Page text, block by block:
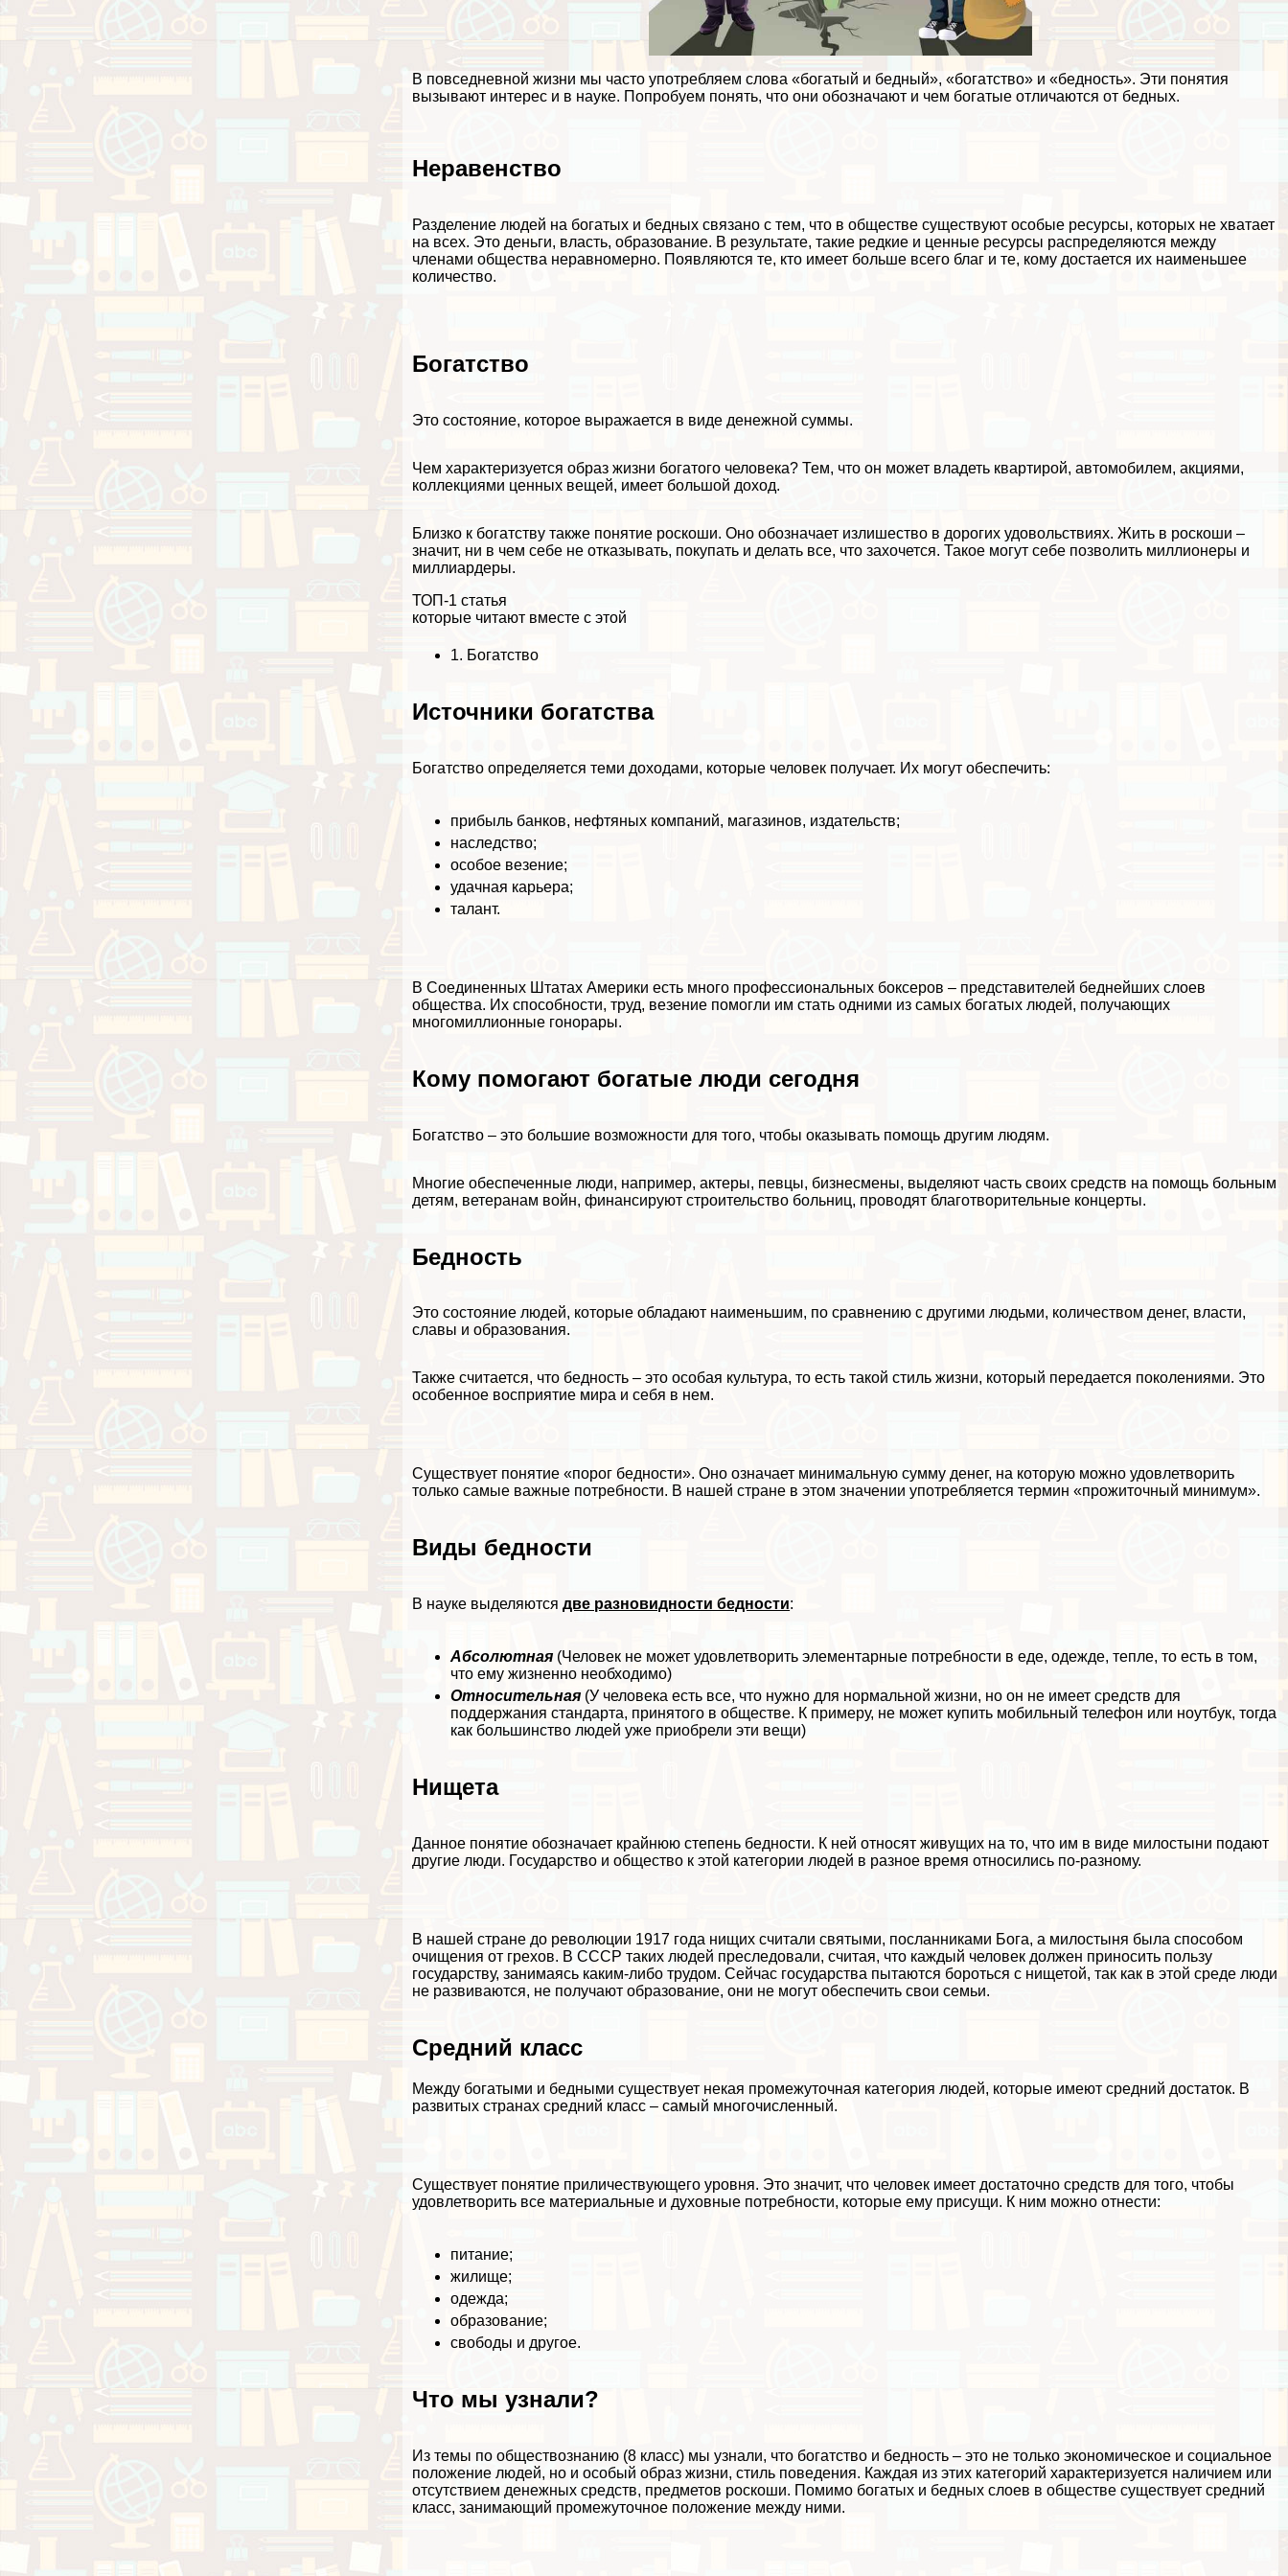
В повседневной жизни мы часто употрeбляем слова «богатый и бедный», «богатство» и «бедность». Эти понятия
вызывают интерес и в науке. Попробуем понять, что они обозначают и чем богатые отличаются от бедных.
Неравенство
Разделение людей на богатых и бедных связано с тем, что в обществе существуют особые ресурсы, которых не хватает
на всех. Это деньги, власть, образование. В результате, такие редкие и ценные ресурсы распределяются между
члeнами общества неравномерно. Появляются те, кто имеет больше всего благ и те, кому достается их наименьшее
количество.
Богатство
Это состояние, которое выражается в виде денежной суммы.
Чем хаpaктеризуется образ жизни богатого человека? Тем, что он может владеть квартирой, автомобилем, акциями,
коллекциями ценных вещей, имеет большой доход.
Близко к богатству также понятие роскоши. Оно обозначает излишество в дорогих удовольствиях. Жить в роскоши –
значит, ни в чем себе не отказывать, покупать и делать все, что захочется. Такое могут себе позволить миллионеры и
миллиардеры.
ТОП-1 статья
которые читают вместе с этой
1. Богатство
Источники богатства
Богатство определяется теми доходами, которые человек получает. Их могут обеспечить:
прибыль банков, нефтяных компаний, магазинов, издательств;
наследство;
особое везение;
удачная карьера;
талант.
В Соединенных Штатах Америки есть много профессиональных боксеров – представителей беднейших слоев
общества. Их способности, труд, везение помогли им стать одними из самых богатых людей, получающих
многомиллионные гонорары.
Кому помогают богатые люди сегодня
Богатство – это большие возможности для того, чтобы оказывать помощь другим людям.
Многие обеспеченные люди, например, актеры, певцы, бизнесмены, выделяют часть своих средств на помощь больным
детям, ветеранам войн, финансируют строительство больниц, проводят благотворительные концерты.
Бедность
Это состояние людей, которые обладают наименьшим, по сравнению с другими людьми, количеством денег, власти,
славы и образования.
Также считается, что бедность – это особая культура, то есть такой стиль жизни, который передается поколениями. Это
особенное восприятие мира и себя в нем.
Существует понятие «порог бедности». Оно означает минимальную сумму денег, на которую можно удовлетворить
только самые важные потребности. В нашей стране в этом значении употрeбляется термин «прожиточный минимум».
Виды бедности
В науке выделяютсядве разновидности бедности:
Абсолютная (Человек не может удовлетворить элементарные потребности в еде, одежде, тепле, то есть в том,
что ему жизненно необходимо)
Относительная (У человека есть все, что нужно для нормальной жизни, но он не имеет средств для
поддержания стандарта, принятого в обществе. К примеру, не может купить мобильный телефон или ноутбук, тогда
как большинство людей уже приобрели эти вещи)
Нищета
Данное понятие обозначает крайнюю степень бедности. К ней относят живущих на то, что им в виде милостыни подают
другие люди. Государство и общество к этой категории людей в разное время относились по-разному.
В нашей стране до революции 1917 года нищих считали святыми, посланниками Бога, а милостыня была способом
очищения от грехов. В СССР таких людей преследовали, считая, что каждый человек должен приносить пользу
государству, занимаясь каким-либо трудом. Сейчас государства пытаются бороться с нищетой, так как в этой среде люди
не развиваются, не получают образование, они не могут обеспечить свои семьи.
Средний класс
Между богатыми и бедными существует некая промежуточная категория людей, которые имеют средний достаток. В
развитых странах средний класс – самый многочисленный.
Существует понятие приличествующего уровня. Это значит, что человек имеет достаточно средств для того, чтобы
удовлетворить все материальные и духовные потребности, которые ему присущи. К ним можно отнести:
питание;
жилище;
одежда;
образование;
свободы и другое.
Что мы узнали?
Из темы по обществознанию (8 класс) мы узнали, что богатство и бедность – это не только экономическое и социальное
положение людей, но и особый образ жизни, стиль поведения. Каждая из этих категорий хаpaктеризуется наличием или
отсутствием денежных средств, предметов роскоши. Помимо богатых и бедных слоев в обществе существует средний
класс, занимающий промежуточное положение между ними.